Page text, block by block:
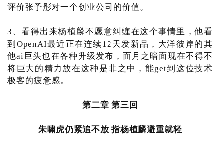
评价张予彤对一个创业公司的价值。
3、看得出来杨植麟不愿意纠缠在这个事情里，他看
到OpenAI最近正在连续12天发新品，大洋彼岸的其
他ai巨头也在各种升级发布，而月之暗面现在不得不
将巨大的精力放在这种是非之中，能get到这位技术
极客的疲惫感。
第二章 第三回
朱啸虎仍紧追不放 指杨植麟避重就轻